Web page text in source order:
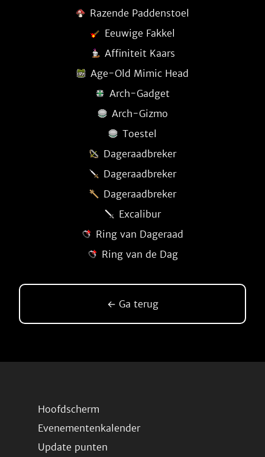
Razende Paddenstoel
Eeuwige Fakkel
Affiniteit Kaars
Age-Old Mimic Head
Arch-Gadget
Arch-Gizmo
Toestel
Dageraadbreker
Dageraadbreker
Dageraadbreker
Excalibur
Ring van Dageraad
Ring van de Dag
← Ga terug
Hoofdscherm
Evenementenkalender
Update punten